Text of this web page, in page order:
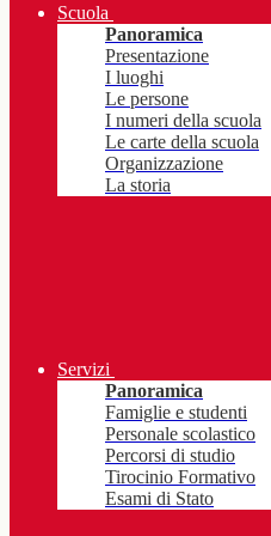
Scuola
Panoramica
Presentazione
I luoghi
Le persone
I numeri della scuola
Le carte della scuola
Organizzazione
La storia
Servizi
Panoramica
Famiglie e studenti
Personale scolastico
Percorsi di studio
Tirocinio Formativo
Esami di Stato